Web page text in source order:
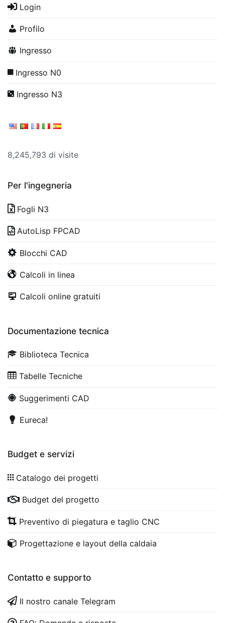
Login
Profilo
Ingresso
Ingresso N0
Ingresso N3
8,245,793 di visite
Per l'ingegneria
Fogli N3
AutoLisp FPCAD
Blocchi CAD
Calcoli in linea
Calcoli online gratuiti
Documentazione tecnica
Biblioteca Tecnica
Tabelle Tecniche
Suggerimenti CAD
Eureca!
Budget e servizi
Catalogo dei progetti
Budget del progetto
Preventivo di piegatura e taglio CNC
Progettazione e layout della caldaia
Contatto e supporto
Il nostro canale Telegram